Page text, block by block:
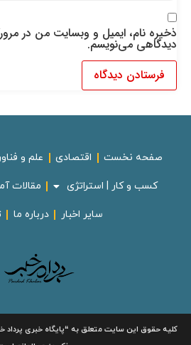
ذخیره نام، ایمیل و وبسایت من در مرورگر
دیدگاهی می‌نویسم.
صفحه نخست اقتصادی علم و فناوری
کسب و کار | استراتژی مقالات
سایر اخبار درباره ما
کلیه حقوق این سایت متعلق به“پایگاه خبریپرداد خبر”